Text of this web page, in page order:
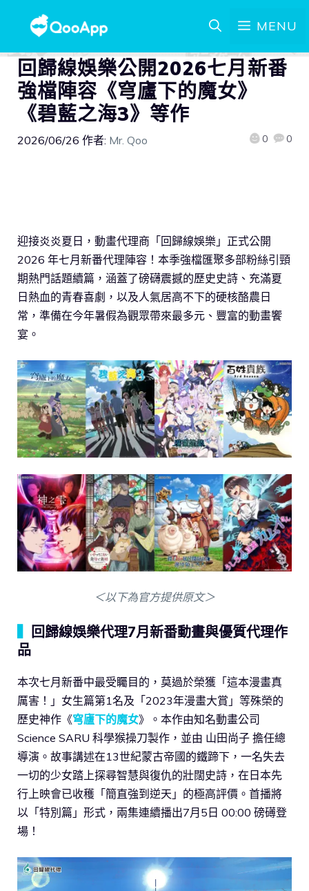
MENU
回歸線娛樂公開2026七月新番
強檔陣容《穹廬下的魔女》
《碧藍之海3》等作
2026/06/26 作者: Mr. Qoo 0 0
迎接炎炎夏日，動畫代理商「回歸線娛樂」正式公開
2026 年七月新番代理陣容！本季強檔匯聚多部粉絲引頸
期熱門話題續篇，涵蓋了磅礴震撼的歷史史詩、充滿夏
日熱血的青春喜劇，以及人氣居高不下的硬核酪農日
常，準備在今年暑假為觀眾帶來最多元、豐富的動畫饗
宴。
＜以下為官方提供原文＞
回歸線娛樂代理7月新番動畫與優質代理作
品
本次七月新番中最受矚目的，莫過於榮獲「這本漫畫真
厲害！」女生篇第1名及「2023年漫畫大賞」等殊榮的
歷史神作《穹廬下的魔女》。本作由知名動畫公司
Science SARU 科學猴操刀製作，並由 山田尚子 擔任總
導演。故事講述在13世紀蒙古帝國的鐵蹄下，一名失去
一切的少女踏上探尋智慧與復仇的壯闊史詩，在日本先
行上映會已收穫「簡直強到逆天」的極高評價。首播將
以「特別篇」形式，兩集連續播出7月5日 00:00 磅礡登
場！